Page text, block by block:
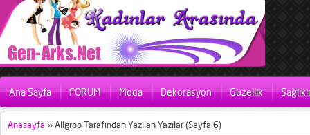
Ana Sayfa FORUM Moda Dekorasyon Güzellik
Anasayfa »Allgroo Tarafından Yazılan Yazılar(Sayfa 6)